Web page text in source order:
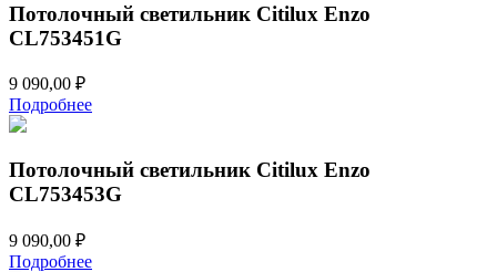
Потолочный светильник Citilux Enzo
CL753451G
9 090,00 ₽
Подробнее
Потолочный светильник Citilux Enzo
CL753453G
9 090,00 ₽
Подробнее